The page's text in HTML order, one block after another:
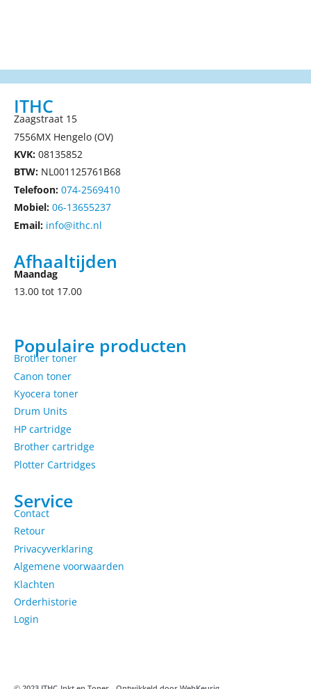
ITHC
Zaagstraat 15
7556MX Hengelo (OV)
KVK: 08135852
BTW: NL001125761B68
Telefoon: 074-2569410
Mobiel: 06-13655237
Email: info@ithc.nl
Afhaaltijden
Maandag
13.00 tot 17.00
Populaire producten
Brother toner
Canon toner
Kyocera toner
Drum Units
HP cartridge
Brother cartridge
Plotter Cartridges
Service
Contact
Retour
Privacyverklaring
Algemene voorwaarden
Klachten
Orderhistorie
Login